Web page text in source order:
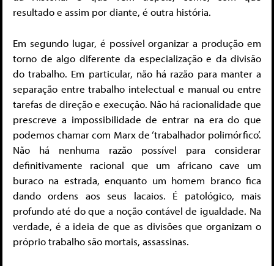
resultado e assim por diante, é outra história.
Em segundo lugar, é possível organizar a produção em
torno de algo diferente da especialização e da divisão
do trabalho. Em particular, não há razão para manter a
separação entre trabalho intelectual e manual ou entre
tarefas de direção e execução. Não há racionalidade que
prescreve a impossibilidade de entrar na era do que
podemos chamar com Marx de ‘trabalhador polimórfico’.
Não há nenhuma razão possível para considerar
definitivamente racional que um africano cave um
buraco na estrada, enquanto um homem branco fica
dando ordens aos seus lacaios. É patológico, mais
profundo até do que a noção contável de igualdade. Na
verdade, é a ideia de que as divisões que organizam o
próprio trabalho são mortais, assassinas.